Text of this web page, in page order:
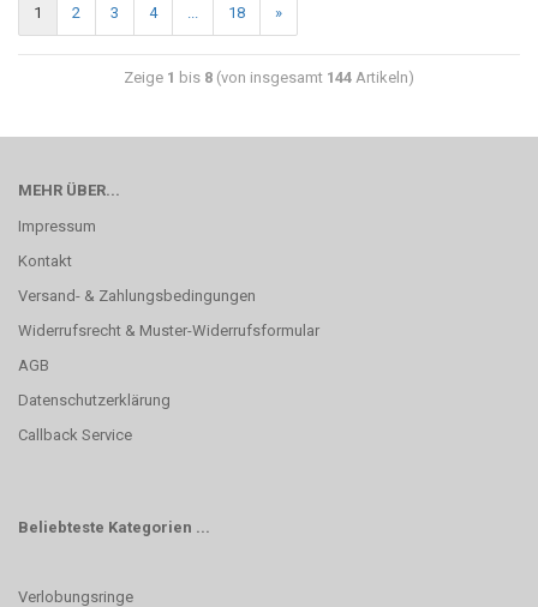
1 2 3 4 18 »
Zeige 1 bis 8 (von insgesamt 144 Artikeln)
MEHR ÜBER...
Impressum
Kontakt
Versand- & Zahlungsbedingungen
Widerrufsrecht & Muster-Widerrufsformular
AGB
Datenschutzerklärung
Callback Service
Beliebteste Kategorien ...
Verlobungsringe